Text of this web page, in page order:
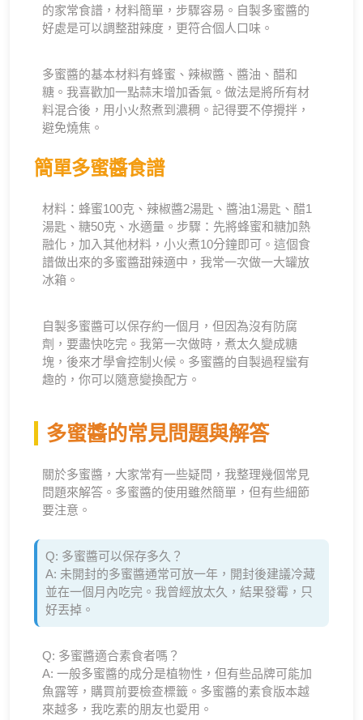
的家常食譜，材料簡單，步驟容易。自製多蜜醬的
好處是可以調整甜辣度，更符合個人口味。
多蜜醬的基本材料有蜂蜜、辣椒醬、醬油、醋和
糖。我喜歡加一點蒜末增加香氣。做法是將所有材
料混合後，用小火熬煮到濃稠。記得要不停攪拌，
避免燒焦。
簡單多蜜醬食譜
材料：蜂蜜100克、辣椒醬2湯匙、醬油1湯匙、醋1
湯匙、糖50克、水適量。步驟：先將蜂蜜和糖加熱
融化，加入其他材料，小火煮10分鐘即可。這個食
譜做出來的多蜜醬甜辣適中，我常一次做一大罐放
冰箱。
自製多蜜醬可以保存約一個月，但因為沒有防腐
劑，要盡快吃完。我第一次做時，煮太久變成糖
塊，後來才學會控制火候。多蜜醬的自製過程蠻有
趣的，你可以隨意變換配方。
多蜜醬的常見問題與解答
關於多蜜醬，大家常有一些疑問，我整理幾個常見
問題來解答。多蜜醬的使用雖然簡單，但有些細節
要注意。
Q: 多蜜醬可以保存多久？
A: 未開封的多蜜醬通常可放一年，開封後建議冷藏
並在一個月內吃完。我曾經放太久，結果發霉，只
好丟掉。
Q: 多蜜醬適合素食者嗎？
A: 一般多蜜醬的成分是植物性，但有些品牌可能加
魚露等，購買前要檢查標籤。多蜜醬的素食版本越
來越多，我吃素的朋友也愛用。